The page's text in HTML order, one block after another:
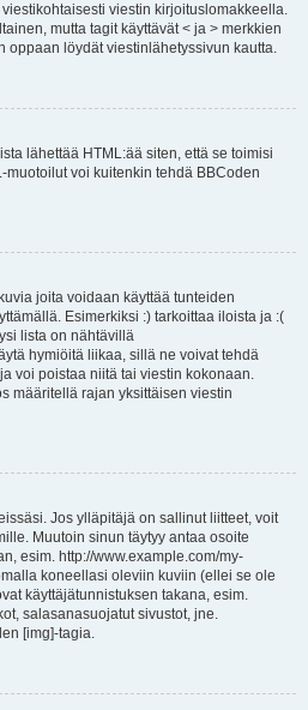
viestin kirjoituslomakkeella.
mutta tagit käyttävät < ja > merkkien
oppaan löydät viestinlähetyssivun kautta.
lähettää HTML:ää siten, että se toimisi
muotoilut voi kuitenkin tehdä BBCoden
joita voidaan käyttää tunteiden
Esimerkiksi :) tarkoittaa iloista ja :(
lista on nähtävillä
hymiöitä liikaa, sillä ne voivat tehdä
voi poistaa niitä tai viestin kokonaan.
määritellä rajan yksittäisen viestin
Jos ylläpitäjä on sallinut liitteet, voit
Muutoin sinun täytyy antaa osoite
esim. http://www.example.com/my-
koneellasi oleviin kuviin (ellei se ole
käyttäjätunnistuksen takana, esim.
salasanasuojatut sivustot, jne.
[img]-tagia.